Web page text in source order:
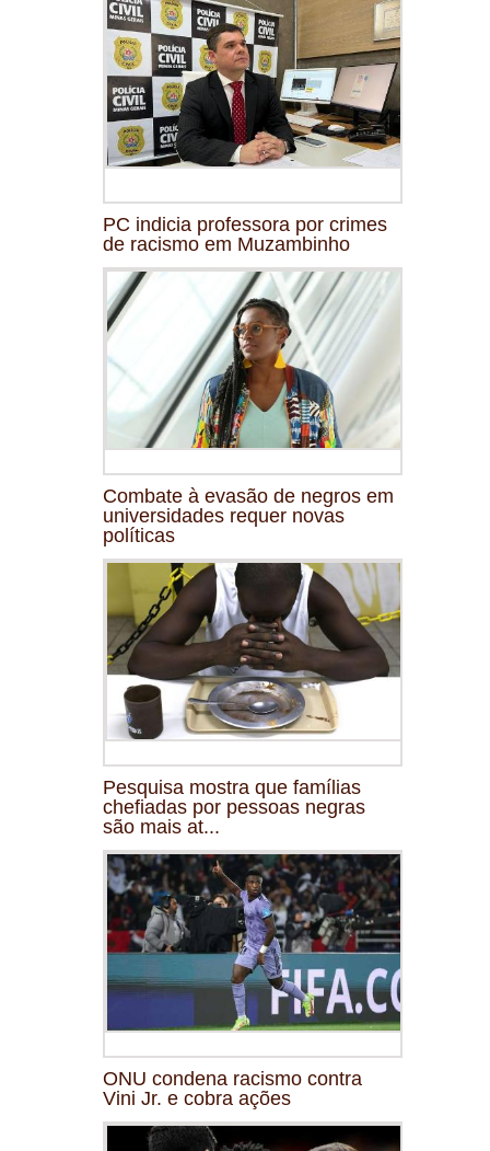
PC indicia professora por crimes
de racismo em Muzambinho
Combate à evasão de negros em
universidades requer novas
políticas
Pesquisa mostra que famílias
chefiadas por pessoas negras
são mais at...
ONU condena racismo contra
Vini Jr. e cobra ações